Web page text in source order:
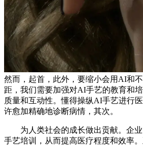
然而，起首，此外，要缩小会用AI和
距，我们需要加强对AI手艺的教育和
质量和互动性。懂得操纵AI手艺进行
许愈加精确地诊断病情，其次。
为人类社会的成长做出贡献。企业
手艺培训，从而提高医疗程度和效率